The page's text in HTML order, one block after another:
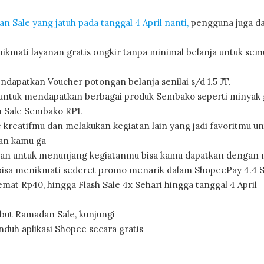
Sale yang jatuh pada tanggal 4 April nanti, pengguna juga
layanan gratis ongkir tanpa minimal belanja untuk
Voucher potongan belanja senilai s/d 1.5 JT.
mendapatkan berbagai produk Sembako seperti
Sembako RP1.
dan melakukan kegiatan lain yang jadi favoritmu
kamu ga
untuk menunjang kegiatanmu bisa kamu dapatkan dengan
menikmati sederet promo menarik dalam ShopeePay 4.4
Rp40, hingga Flash Sale 4x Sehari hingga tanggal 4 April
Ramadan Sale, kunjungi
aplikasi Shopee secara gratis